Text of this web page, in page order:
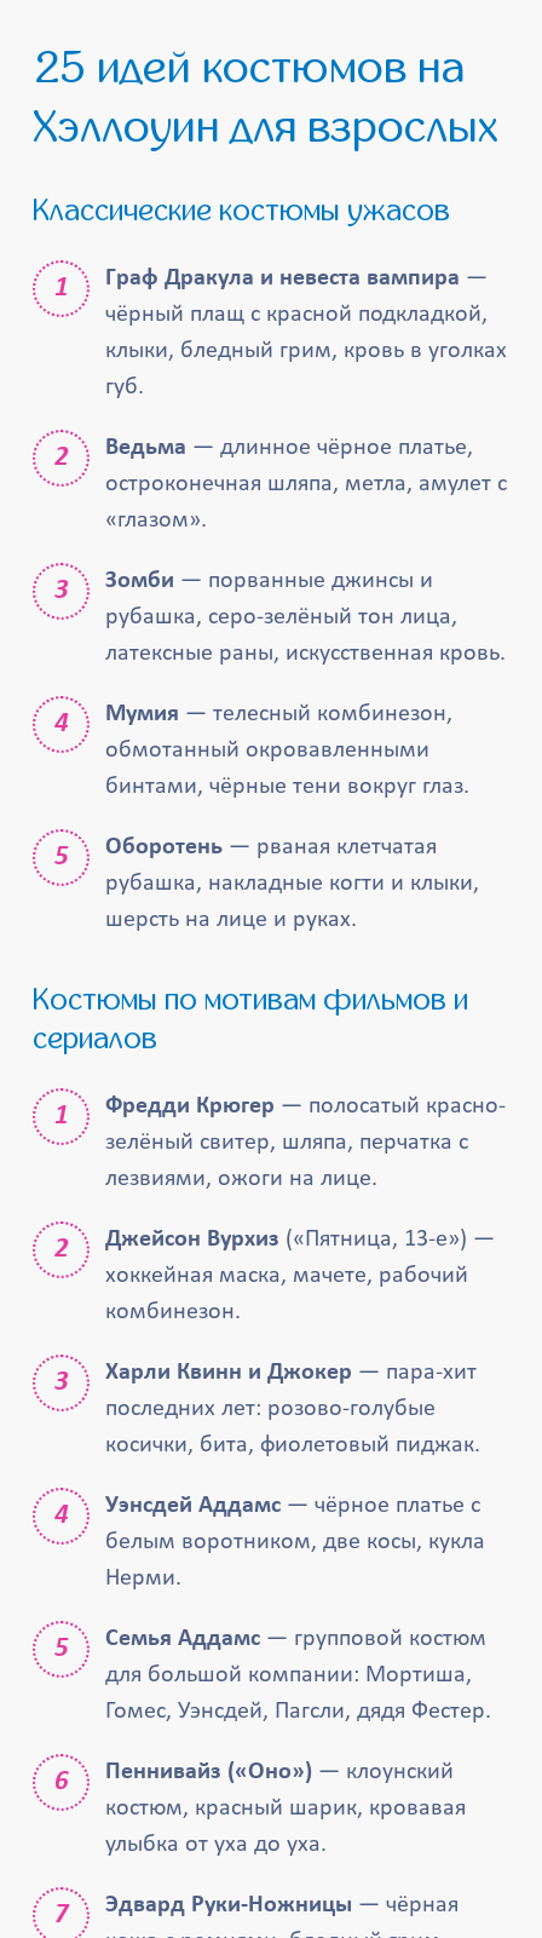
25 идей костюмов на
Хэллоуин для взрослых
Классические костюмы ужасов
Граф Дракула и невеста вампира —
чёрный плащ с красной подкладкой,
клыки, бледный грим, кровь в уголках
губ.
Ведьма — длинное чёрное платье,
остроконечная шляпа, метла, амулет с
«глазом».
Зомби — порванные джинсы и
рубашка, серо-зелёный тон лица,
латексные раны, искусственная кровь.
Мумия — телесный комбинезон,
обмотанный окровавленными
бинтами, чёрные тени вокруг глаз.
Оборотень — рваная клетчатая
рубашка, накладные когти и клыки,
шерсть на лице и руках.
Костюмы по мотивам фильмов и
сериалов
Фредди Крюгер — полосатый красно-
зелёный свитер, шляпа, перчатка с
лезвиями, ожоги на лице.
Джейсон Вурхиз («Пятница, 13-е») —
хоккейная маска, мачете, рабочий
комбинезон.
Харли Квинн и Джокер — пара-хит
последних лет: розово-голубые
косички, бита, фиолетовый пиджак.
Уэнсдей Аддамс — чёрное платье с
белым воротником, две косы, кукла
Нерми.
Семья Аддамс — групповой костюм
для большой компании: Мортиша,
Гомес, Уэнсдей, Пагсли, дядя Фестер.
Пеннивайз («Оно») — клоунский
костюм, красный шарик, кровавая
улыбка от уха до уха.
Эдвард Руки-Ножницы — чёрная